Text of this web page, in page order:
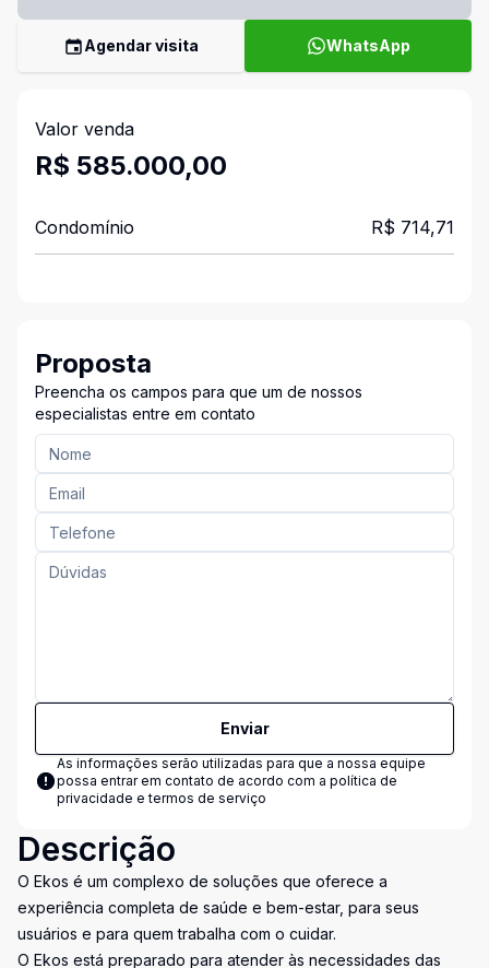
Agendar visita WhatsApp
Valor venda
R$ 585.000,00
Condomínio R$ 714,71
Proposta
Preencha os campos para que um de nossos
especialistas entre em contato
Enviar
As informações serão utilizadas para que a nossa equipe
possa entrar em contato de acordo com a política de
privacidade e termos de serviço
Descrição
O Ekos é um complexo de soluções que oferece a
experiência completa de saúde e bem-estar, para seus
usuários e para quem trabalha com o cuidar.
O Ekos está preparado para atender às necessidades das